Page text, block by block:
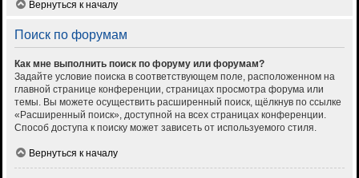
Вернуться к началу
Поиск по форумам
Как мне выполнить поиск по форуму или форумам?
Задайте условие поиска в соответствующем поле, расположенном на
главной странице конференции, страницах просмотра форума или
темы. Вы можете осуществить расширенный поиск, щёлкнув по ссылке
«Расширенный поиск», доступной на всех страницах конференции.
Способ доступа к поиску может зависеть от используемого стиля.
Вернуться к началу